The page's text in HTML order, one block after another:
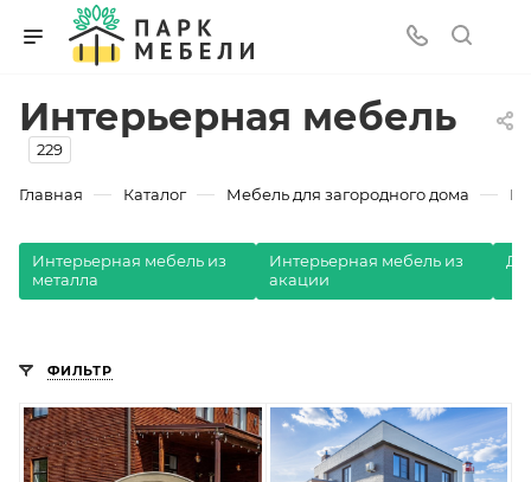
Интерьерная мебель
229
Главная — Каталог — Мебель для загородного дома —
Интерьерная мебель из
металла
Интерьерная мебель из
акации
ФИЛЬТР